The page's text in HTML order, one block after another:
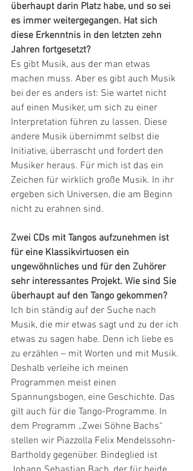
überhaupt darin Platz habe, und so sei
es immer weitergegangen. Hat sich
diese Erkenntnis in den letzten zehn
Jahren fortgesetzt?
Es gibt Musik, aus der man etwas
machen muss. Aber es gibt auch Musik
bei der es anders ist: Sie wartet nicht
auf einen Musiker, um sich zu einer
Interpretation führen zu lassen. Diese
andere Musik übernimmt selbst die
Initiative, überrascht und fordert den
Musiker heraus. Für mich ist das ein
Zeichen für wirklich große Musik. In ihr
ergeben sich Universen, die am Beginn
nicht zu erahnen sind.
Zwei CDs mit Tangos aufzunehmen ist
für eine Klassikvirtuosen ein
ungewöhnliches und für den Zuhörer
sehr interessantes Projekt. Wie sind Sie
überhaupt auf den Tango gekommen?
Ich bin ständig auf der Suche nach
Musik, die mir etwas sagt und zu der ich
etwas zu sagen habe. Denn ich liebe es
zu erzählen – mit Worten und mit Musik.
Deshalb verleihe ich meinen
Programmen meist einen
Spannungsbogen, eine Geschichte. Das
gilt auch für die Tango-Programme. In
dem Programm „Zwei Söhne Bachs“
stellen wir Piazzolla Felix Mendelssohn-
Bartholdy gegenüber. Bindeglied ist